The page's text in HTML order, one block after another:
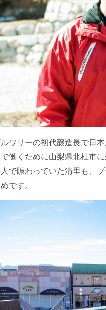
ワリーの初代醸造長で日
働くために山梨県北杜市
で賑わっていた清里も、
です。